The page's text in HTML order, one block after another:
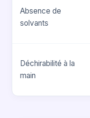
Absence de
solvants
Déchirabilité à la
main